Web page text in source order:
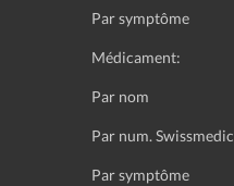
Par symptôme
Médicament:
Par nom
Par num. Swissmedic
Par symptôme